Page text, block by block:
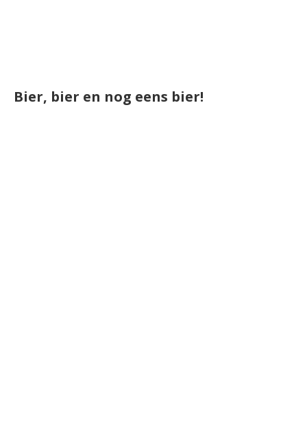
Bier, bier en nog eens bier!